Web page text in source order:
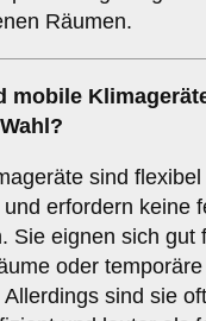
Räumen.
mobile
sind flexibel
erfordern keine
Sie eignen sich gut
oder temporäre
Allerdings sind sie oft